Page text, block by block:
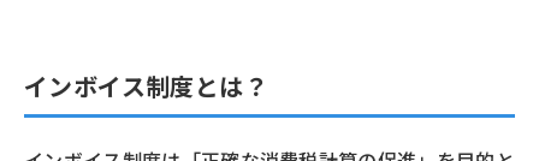
インボイス制度とは？